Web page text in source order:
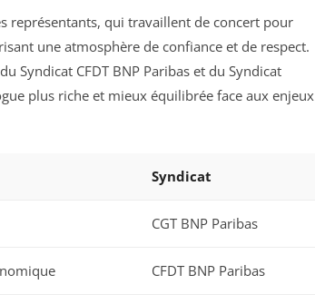
représentants, qui travaillent de concert pour
une atmosphère de confiance et de respect.
Syndicat CFDT BNP Paribas et du Syndicat
plus riche et mieux équilibrée face aux enjeux
Syndicat
CGT BNP Paribas
CFDT BNP Paribas